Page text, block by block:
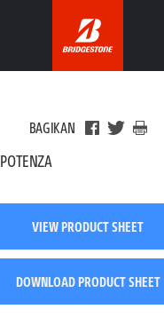
BAGIKAN
POTENZA
VIEW PRODUCT SHEET
DOWNLOAD PRODUCT SHEET